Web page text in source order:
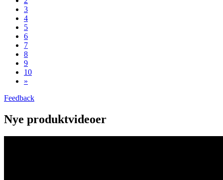
3
4
5
6
7
8
9
10
»
Feedback
Nye produktvideoer